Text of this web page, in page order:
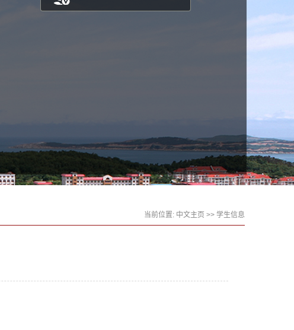
当前位置: 中文主页 >> 学生信息